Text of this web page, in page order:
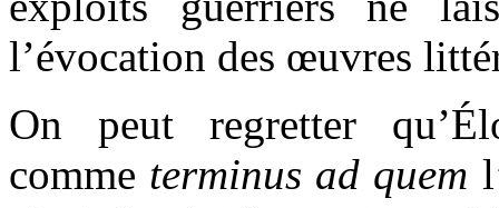
l’évocation des œuvres
On peut regretter
comme terminus ad quem